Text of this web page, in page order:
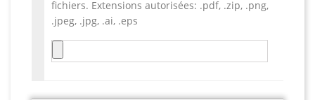
fichiers. Extensions autorisées: .pdf, .zip, .png,
.jpeg, .jpg, .ai, .eps